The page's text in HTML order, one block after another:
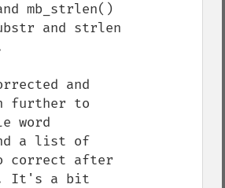
mb_strlen()
and strlen
and
further to
word
a list of
correct after
It's a bit